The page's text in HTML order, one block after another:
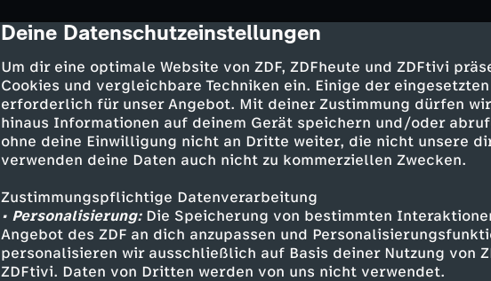
cmp-dialog-description
Deine Datenschutzeinstellungen
Um dir eine optimale Website von ZDF, ZDFheute und ZDFtivi
Cookies und vergleichbare Techniken ein. Einige der
erforderlich für unser Angebot. Mit deiner Zustimmung dürfen
hinaus Informationen auf deinem Gerät speichern und/oder
ohne deine Einwilligung nicht an Dritte weiter, die nicht unsere
verwenden deine Daten auch nicht zu kommerziellen Zwecken.
Zustimmungspflichtige Datenverarbeitung
• Personalisierung:Die Speicherung von bestimmten
Angebot des ZDF an dich anzupassen und
personalisieren wir ausschließlich auf Basis deiner Nutzung von
ZDFtivi. Daten von Dritten werden von uns nicht verwendet.